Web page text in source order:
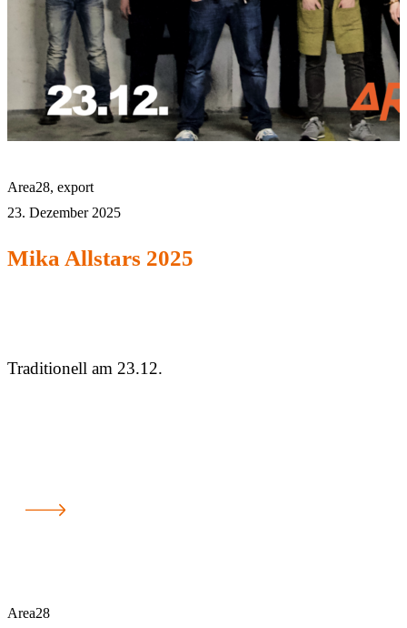
Area28, export
23. Dezember 2025
Mika Allstars 2025
Traditionell am 23.12.
Area28